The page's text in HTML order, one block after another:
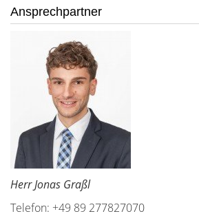
Ansprechpartner
Herr Jonas Graßl
Telefon: +49 89 277827070